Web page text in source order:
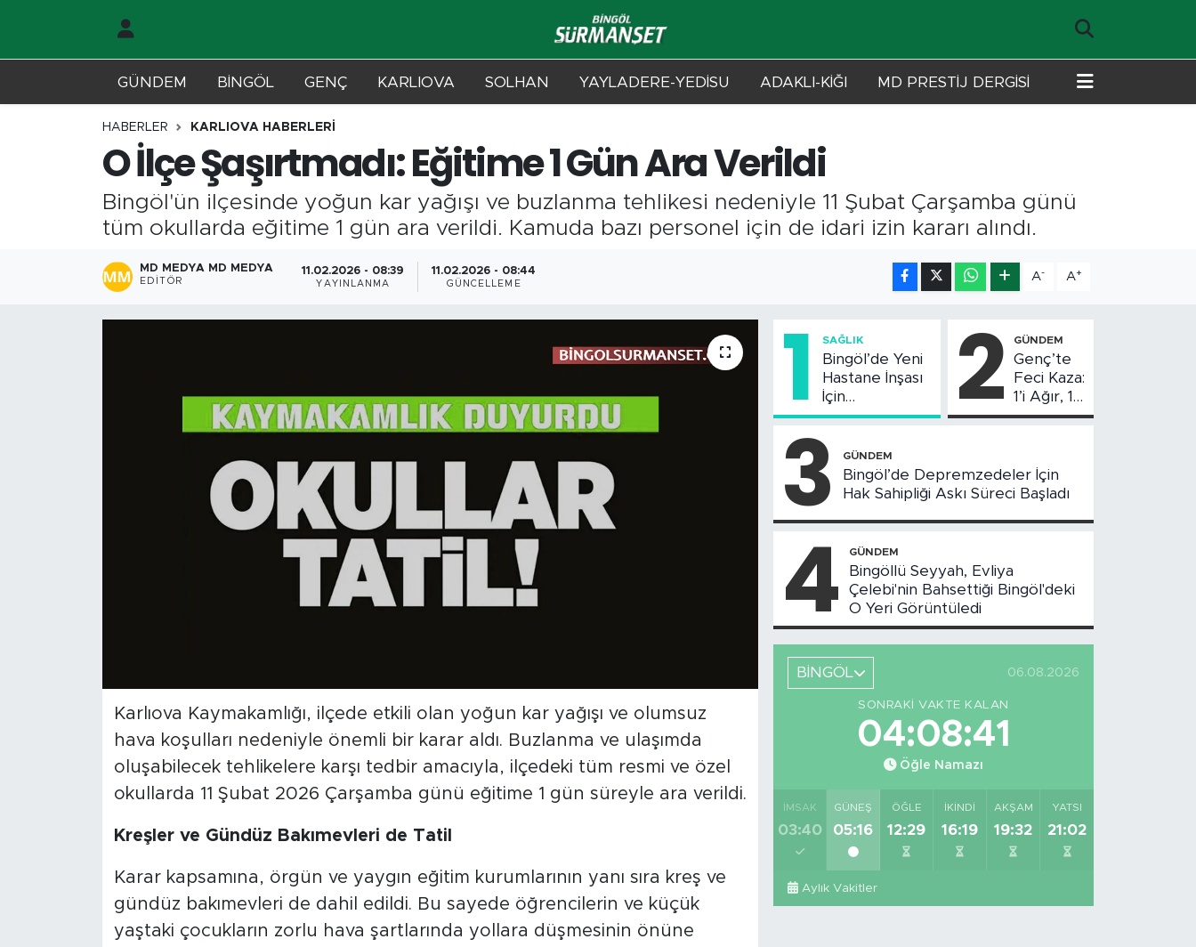
GÜNDEM BİNGÖL GENÇ KARLIOVA SOLHAN YAYLADERE-YEDİSU ADAKLI-KİĞI MD PRESTİJ DERGİSİ
HABERLER KARLIOVA HABERLERİ
O İlçe Şaşırtmadı: Eğitime 1 Gün Ara Verildi
Bingöl'ün ilçesinde yoğun kar yağışı ve buzlanma tehlikesi nedeniyle 11 Şubat Çarşamba günü
tüm okullarda eğitime 1 gün ara verildi. Kamuda bazı personel için de idari izin kararı alındı.
MD MEDYA MD MEDYA
EDITÖR
11.02.2026 - 08:39
YAYINLANMA
11.02.2026 - 08:44
GÜNCELLEME
A- A+
Karlıova Kaymakamlığı, ilçede etkili olan yoğun kar yağışı ve olumsuz
hava koşulları nedeniyle önemli bir karar aldı. Buzlanma ve ulaşımda
oluşabilecek tehlikelere karşı tedbir amacıyla, ilçedeki tüm resmi ve özel
okullarda 11 Şubat 2026 Çarşamba günü eğitime 1 gün süreyle ara verildi.
Kreşler ve Gündüz Bakımevleri de Tatil
Karar kapsamına, örgün ve yaygın eğitim kurumlarının yanı sıra kreş ve
gündüz bakımevleri de dahil edildi. Bu sayede öğrencilerin ve küçük
yaştaki çocukların zorlu hava şartlarında yollara düşmesinin önüne
1 SAĞLIK
Bingöl’de Yeni
Hastane İnşası
İçin
Değerlendirme
Yapıldı
2 GÜNDEM
Genç’te
Feci Kaza:
1’i Ağır, 10
Yaralı
3 GÜNDEM
Bingöl’de Depremzedeler İçin
Hak Sahipliği Askı Süreci Başladı
4 GÜNDEM
Bingöllü Seyyah, Evliya
Çelebi'nin Bahsettiği Bingöl'deki
O Yeri Görüntüledi
BİNGÖL 06.08.2026
SONRAKI VAKTE KALAN
04:08:40
Öğle Namazı
İMSAK
03:40
GÜNEŞ
05:16
ÖĞLE
12:29
İKINDI
16:19
AKŞAM
19:32
YATSI
21:02
Aylık Vakitler
Karlıova
Yayladere-Yedisu
Bingöl Kaza Haberleri
Merkez Trafik Yoğunluk Haritası
Süper Lig Puan Durumu ve Fikstür
Son Dakika Haberleri